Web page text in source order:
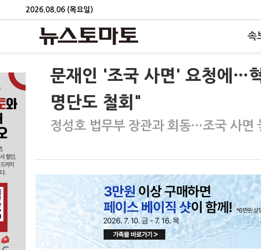
2026.08.06 (목요일)
속
문재인 '조국 사면' 요청에…
명단도 철회"
정성호 법무부 장관과 회동…조국 사면